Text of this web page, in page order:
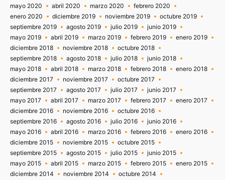
mayo 2020
abril 2020 marzo 2020
febrero 2020
enero 2020
diciembre 2019 noviembre 2019
octubre 2019
septiembre 2019
agosto 2019 julio 2019
junio 2019
mayo 2019
abril 2019 marzo 2019 febrero 2019
enero 2019
diciembre 2018
noviembre 2018
octubre 2018
septiembre 2018
agosto 2018 julio 2018
junio 2018
mayo 2018
abril 2018 marzo 2018 febrero 2018
enero 2018
diciembre 2017
noviembre 2017
octubre 2017
septiembre 2017
agosto 2017 julio 2017
junio 2017
mayo 2017
abril 2017 marzo 2017 febrero 2017
enero 2017
diciembre 2016
noviembre 2016
octubre 2016
septiembre 2016
agosto 2016 julio 2016
junio 2016
mayo 2016
abril 2016 marzo 2016 febrero 2016
enero 2016
diciembre 2015
noviembre 2015
octubre 2015
septiembre 2015
agosto 2015 julio 2015
junio 2015
mayo 2015
abril 2015 marzo 2015 febrero 2015
enero 2015
diciembre 2014
noviembre 2014 octubre 2014